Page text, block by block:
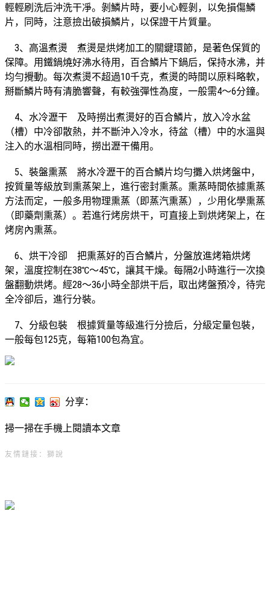
輕輕刷洗后沖洗干凈。剝鱗片時，要小心輕剝，以免損傷鱗
片，同時，注意撿出破損鱗片，以保證干片質量。
3、高溫煮燙 煮燙是烘烤加工的關鍵環節，是著色保質的
保障。用鐵鍋燒好沸水待用，百合鱗片下鍋后，保持水沸，并
均勻攪動。每次煮燙不超過10千克，煮燙的時間以原料略軟，
掰斷鱗片時有清脆響聲，有較強彈性為度，一般需4～6分鐘。
4、水冷瀝干 及時撈出煮燙好的百合鱗片，放入冷水盆
（槽）中冷卻散熱，并不斷沖入冷水，待盆（槽）中的水溫與
注入的水溫相同時，撈出瀝干備用。
5、裝盤熏蒸 將水冷瀝干的百合鱗片均勻攤入烘烤盤中，
按質量等級放到熏蒸架上，進行密封熏蒸。熏蒸時間依據熏蒸
方法而定，一般多用物理熏蒸（即蒸汽熏蒸），少用化學熏蒸
（即藥劑熏蒸）。若進行烤房烘干，可直接上到烘烤架上，在
烤房內熏蒸。
6、烘干冷卻 把熏蒸好的百合鱗片，分盤放進烤箱烘烤
架，溫度控制在38℃～45℃，讓其干燥。每隔2小時進行一次換
盤翻動烘烤。經28～36小時全部烘干后，取出烤盤預冷，待完
全冷卻后，進行分裝。
7、分級包裝 根據質量等級進行分撿后，分級定量包裝，
一般每包125克，每箱100包為宜。
分享：
掃一掃在手機上閱讀本文章
友情鏈接： 獅說